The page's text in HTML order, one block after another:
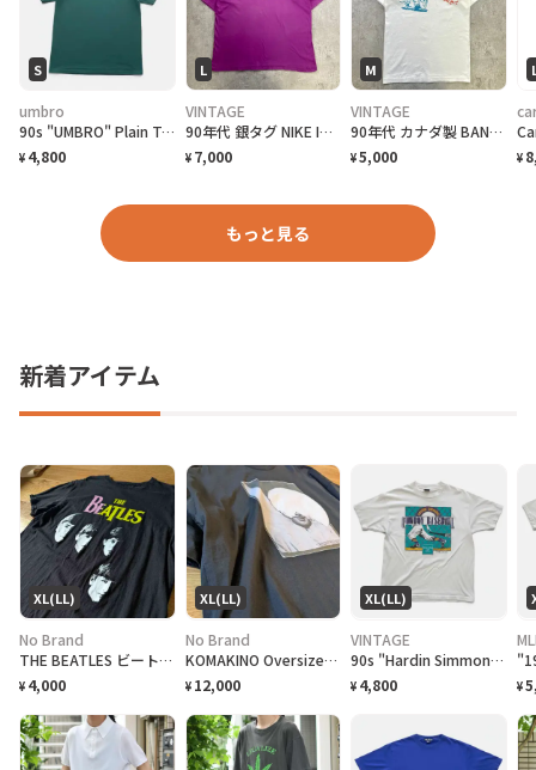
S
umbro
90s "UMBRO" Plain T-Shirt アンブロ 無地Tシャツ [S]
¥ 4,800
L
VINTAGE
90年代 銀タグ NIKE INTERNATIONAL ユーロナイキ インターナショナル プリントTシャツ メンズ2XL相当 古着 90s ヴィンテージ VINTAGE 銀タグ 地球儀 バックプリント ビッグサイズ 大きいサイズ 紫色
¥ 7,000
M
VINTAGE
90年代 カナダ製 BAND NORWITCH ワンポイントロゴプリントTシャツ メンズM相当 古着 90s VINTAGE ヴィンテージ ドラゴン バックプリント シングルステッチ 白色
¥5,000 ¥
もっと見る
新着アイテム
XL(LL)
No Brand
THE BEATLES ビートルズ バンドTシャツ
¥ 4,000
XL(LL)
No Brand
KOMAKINO Oversized T-Shirt
¥ 12,000
XL(LL)
VINTAGE
90s "Hardin Simmons University Cowboy Baseball" T-Shirt ハーディン シモンズ大学 カウボーイズベースボール Tシャツ [XL]
¥ 4,800 ¥